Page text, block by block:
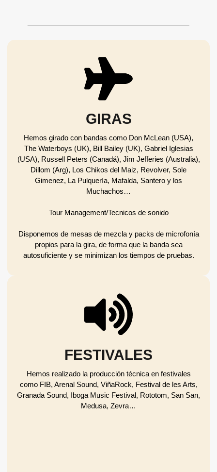
GIRAS
Hemos girado con bandas como Don McLean (USA),
The Waterboys (UK), Bill Bailey (UK), Gabriel Iglesias
(USA), Russell Peters (Canadá), Jim Jefferies (Australia),
Dillom (Arg), Los Chikos del Maiz, Revolver, Sole
Gimenez, La Pulquería, Mafalda, Santero y los
Muchachos…
Tour Management/Tecnicos de sonido
Disponemos de mesas de mezcla y packs de microfonía
propios para la gira, de forma que la banda sea
autosuficiente y se minimizan los tiempos de pruebas.
FESTIVALES
Hemos realizado la producción técnica en festivales
como FIB, Arenal Sound, ViñaRock, Festival de les Arts,
Granada Sound, Iboga Music Festival, Rototom, San San,
Medusa, Zevra…